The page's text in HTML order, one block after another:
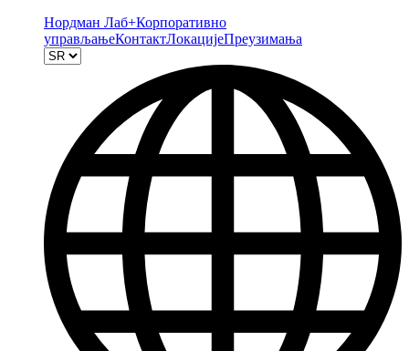
Нордман Лаб+Корпоративно
управљањеКонтактЛокацијеПреузимања